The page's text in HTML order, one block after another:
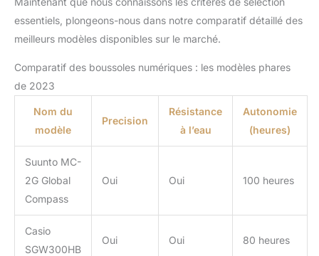
essentiels, plongeons-nous dans notre comparatif détaillé des
meilleurs modèles disponibles sur le marché.
Comparatif des boussoles numériques : les modèles phares
de 2023
Nom du
modèle
Precision
Résistance
à l’eau
Autonomie
(heures)
Suunto MC-
2G Global
Compass
Oui Oui 100 heures
Casio
SGW300HB
Oui Oui 80 heures